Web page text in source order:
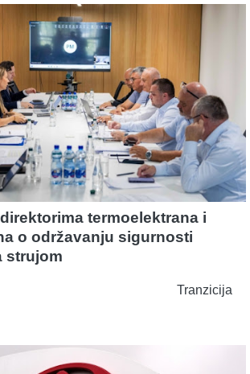
termoelektrana i
o održavanju sigurnosti
strujom
Tranzicija